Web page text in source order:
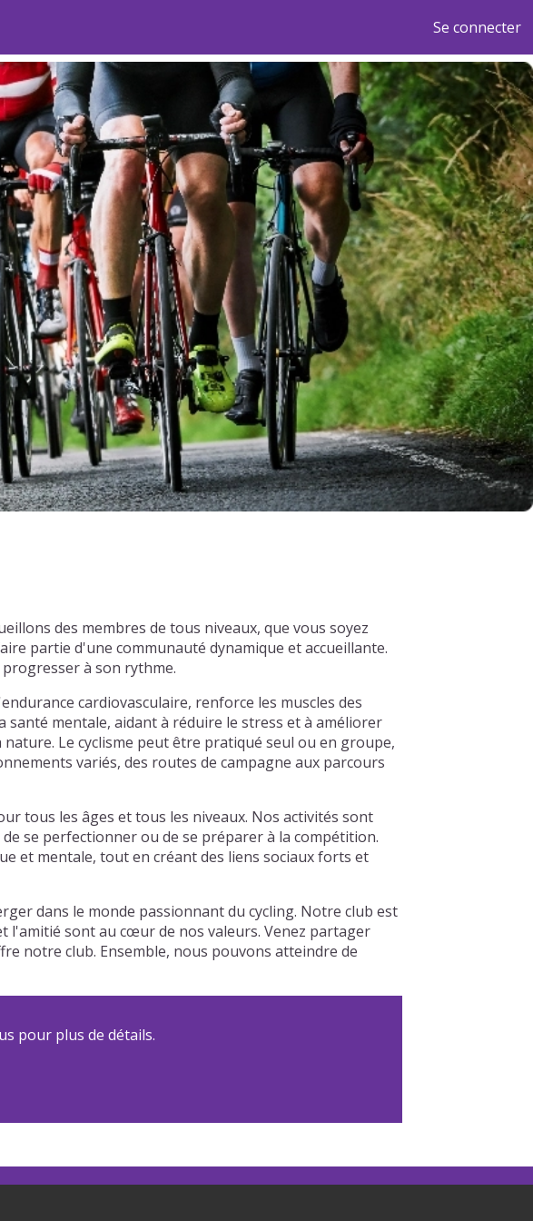
Se connecter
des membres de tous niveaux, que vous soyez
partie d'une communauté dynamique et accueillante.
à son rythme.
cardiovasculaire, renforce les muscles des
santé mentale, aidant à réduire le stress et à améliorer
Le cyclisme peut être pratiqué seul ou en groupe,
variés, des routes de campagne aux parcours
tous les âges et tous les niveaux. Nos activités sont
se perfectionner ou de se préparer à la compétition.
et mentale, tout en créant des liens sociaux forts et
dans le monde passionnant du cycling. Notre club est
l'amitié sont au cœur de nos valeurs. Venez partager
notre club. Ensemble, nous pouvons atteindre de
pour plus de détails.